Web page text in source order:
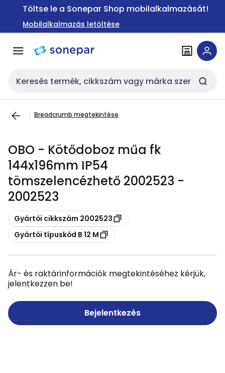
Ugrás a
Ugrás a
tartalomra
Töltse le a Sonepar Shop mobilalkalmazását!
Mobilalkalmazás letöltése
Keresési bemenet
Breadcrumb megtekintése
OBO - Kötődoboz műa fk
144x196mm IP54
tömszelencézhető 2002523 -
2002523
Másolás
Gyártói cikkszám 2002523
Másolás
Gyártói típuskód B 12 M
Ár- és raktárinformációk megtekintéséhez kérjük,
jelentkezzen be!
Bejelentkezés